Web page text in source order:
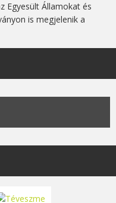
Egyesült Államokat és
is megjelenik a